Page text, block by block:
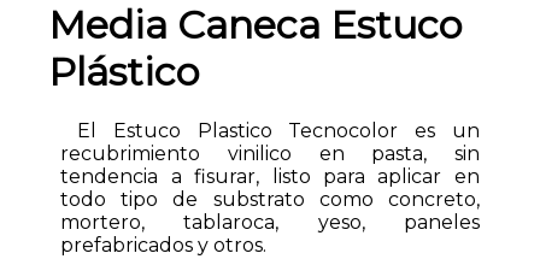
Media Caneca Estuco
Plástico
El Estuco Plastico Tecnocolor es un
recubrimiento vinilico en pasta, sin
tendencia a fisurar, listo para aplicar en
todo tipo de substrato como concreto,
mortero, tablaroca, yeso, paneles
prefabricados y otros.